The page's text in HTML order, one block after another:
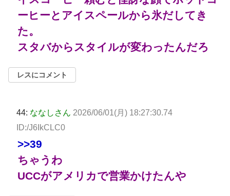
ーヒーとアイスペールから氷だしてき
た。
スタバからスタイルが変わったんだろ
レスにコメント
44: ななしさん 2026/06/01(月) 18:27:30.74
ID:/J6IkCLC0
>>39
ちゃうわ
UCCがアメリカで営業かけたんや